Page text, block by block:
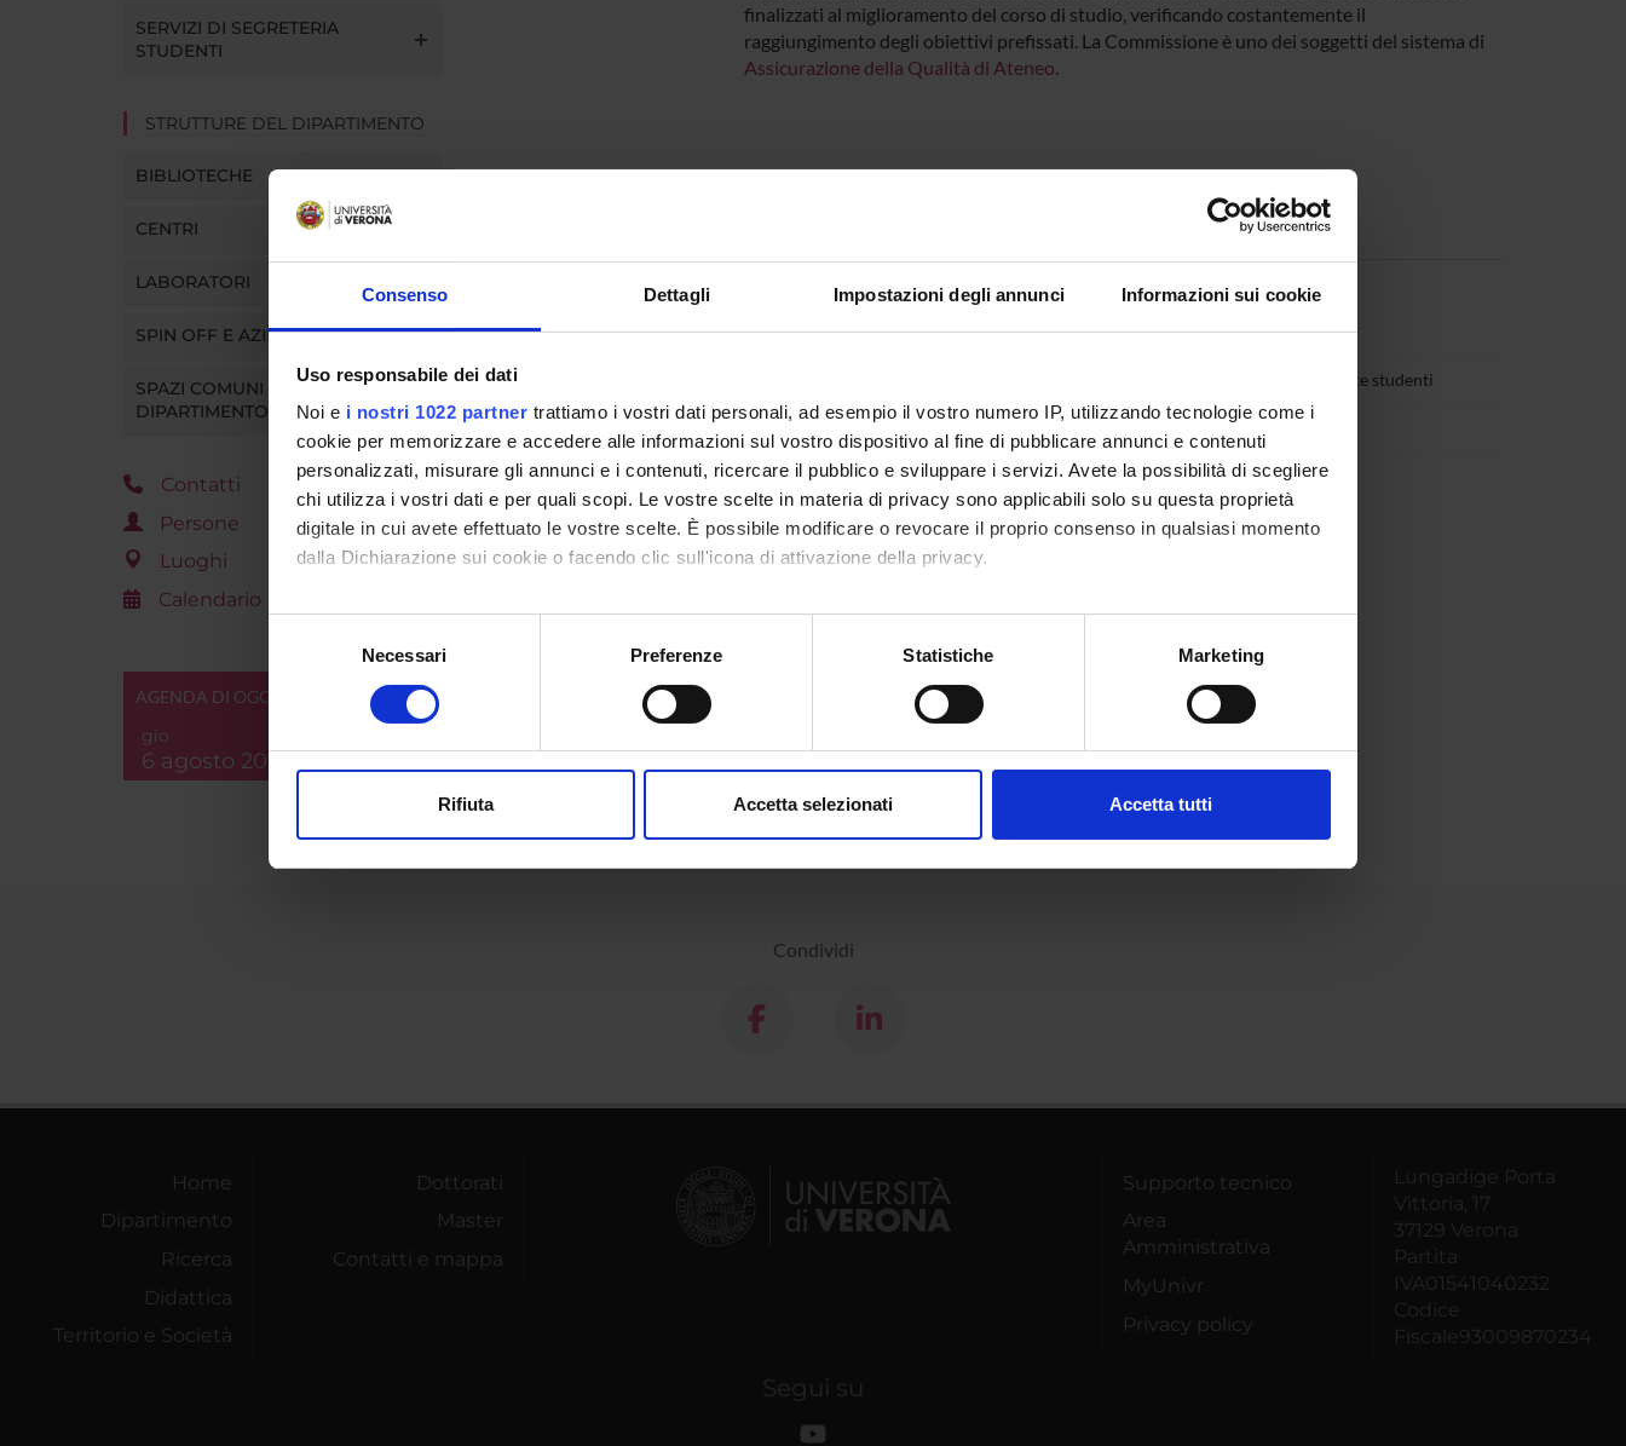
Consenso Dettagli Impostazioni degli annunci Informazioni sui cookie
Uso responsabile dei dati
Noi e i nostri 1022 partner trattiamo i vostri dati personali, ad esempio il vostro numero IP, utilizzando tecnologie come i
cookie per memorizzare e accedere alle informazioni sul vostro dispositivo al fine di pubblicare annunci e contenuti
personalizzati, misurare gli annunci e i contenuti, ricercare il pubblico e sviluppare i servizi. Avete la possibilità di scegliere
chi utilizza i vostri dati e per quali scopi. Le vostre scelte in materia di privacy sono applicabili solo su questa proprietà
digitale in cui avete effettuato le vostre scelte. È possibile modificare o revocare il proprio consenso in qualsiasi momento
dalla Dichiarazione sui cookie o facendo clic sull'icona di attivazione della privacy.
Con il tuo consenso, vorremmo anche:
raccogliere informazioni sulla tua posizione geografica, con un'approssimazione di qualche metro,
digitali).
modificare o ritirare il tuo consenso in qualsiasi momento dalla Dichiarazione sui cookie.
Necessari Preferenze Statistiche Marketing
Rifiuta Accetta selezionati Accetta tutti
SERVIZI DI SEGRETERIA
STUDENTI
STRUTTURE DEL DIPARTIMENTO
BIBLIOTECHE
CENTRI
LABORATORI
SPIN OFF E AZIENDE
SPAZI COMUNI DEL
DIPARTIMENTO
Contatti
Persone
Luoghi
Calendario
AGENDA DI OGGI
gio
6 agosto 2026
finalizzati al miglioramento del corso di studio, verificando costantemente il
raggiungimento degli obiettivi prefissati. La Commissione è uno dei soggetti del sistema di
Assicurazione della Qualità di Ateneo.
Maria Gabriella Landuzzi Componente
Rosanna Cima
Componente
Paola Dusi Componente
Daria Lucia Gabusi Presidente
Rappresentante studenti
Chiara Sita'
Fabio Vicini Componente
Condividi
Home
Dipartimento
Ricerca
Didattica
Territorio e Società
Dottorati
Master
Contatti e mappa
Supporto tecnico
Area
Amministrativa
MyUnivr
Privacy policy
Lungadige Porta
Vittoria, 17
37129 Verona
Partita
IVA01541040232
Codice
Fiscale93009870234
Segui su